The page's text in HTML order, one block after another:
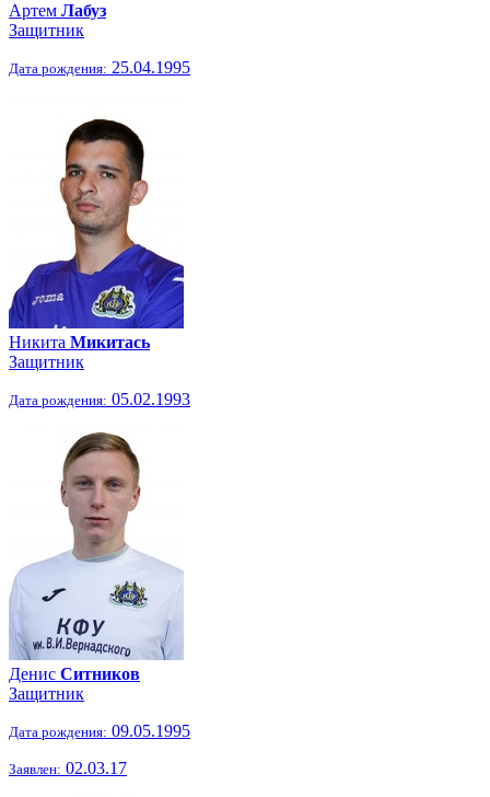
Артем Лабуз
Защитник
Дата рождения: 25.04.1995
Никита Микитась
Защитник
Дата рождения: 05.02.1993
Денис Ситников
Защитник
Дата рождения: 09.05.1995
Заявлен: 02.03.17